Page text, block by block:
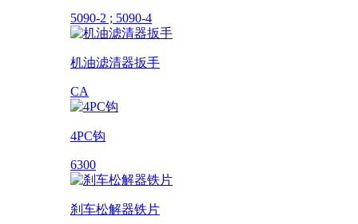
5090-2 ; 5090-4
机油滤清器扳手
CA
4PC钩
6300
刹车松解器铁片